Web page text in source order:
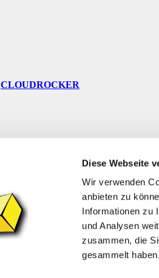
Diese Webseite
Wir verwenden
anbieten zu
Informationen zu
und Analysen
zusammen, die
gesammelt haben.
CLOUDROCKER
Erforderlich